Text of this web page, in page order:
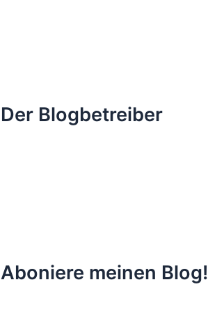
Der Blogbetreiber
Aboniere meinen Blog!